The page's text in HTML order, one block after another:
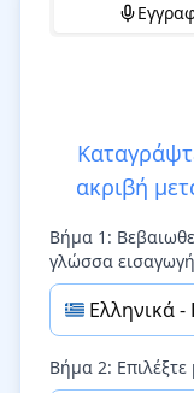
ακριβή
Βήμα 1:
γλώσσα
🇬🇷 Ελληνικά-
Βήμα 2: